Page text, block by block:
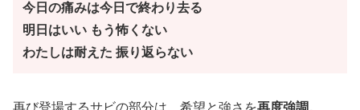
今日の痛みは今日で終わり去る
明日はいい もう怖くない
わたしは耐えた 振り返らない